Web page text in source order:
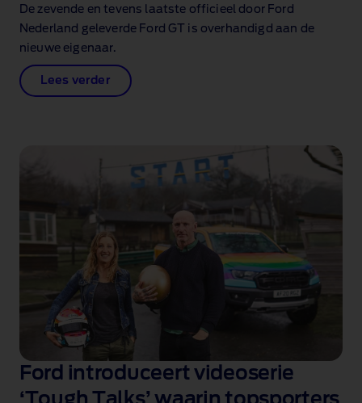
De zevende en tevens laatste officieel door Ford
Nederland geleverde Ford GT is overhandigd aan de
nieuwe eigenaar.
Lees verder
Ford introduceert videoserie